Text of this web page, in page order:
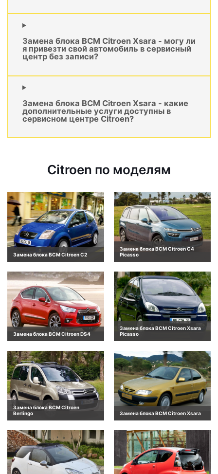
Замена блока BCM Citroen Xsara - могу ли
я привезти свой автомобиль в сервисный
центр без записи?
Замена блока BCM Citroen Xsara - какие
дополнительные услуги доступны в
сервисном центре Citroen?
Citroen по моделям
Замена блока BCM Citroen C2
Замена блока BCM Citroen C4
Picasso
Замена блока BCM Citroen DS4
Замена блока BCM Citroen Xsara
Picasso
Замена блока BCM Citroen
Berlingo
Замена блока BCM Citroen Xsara